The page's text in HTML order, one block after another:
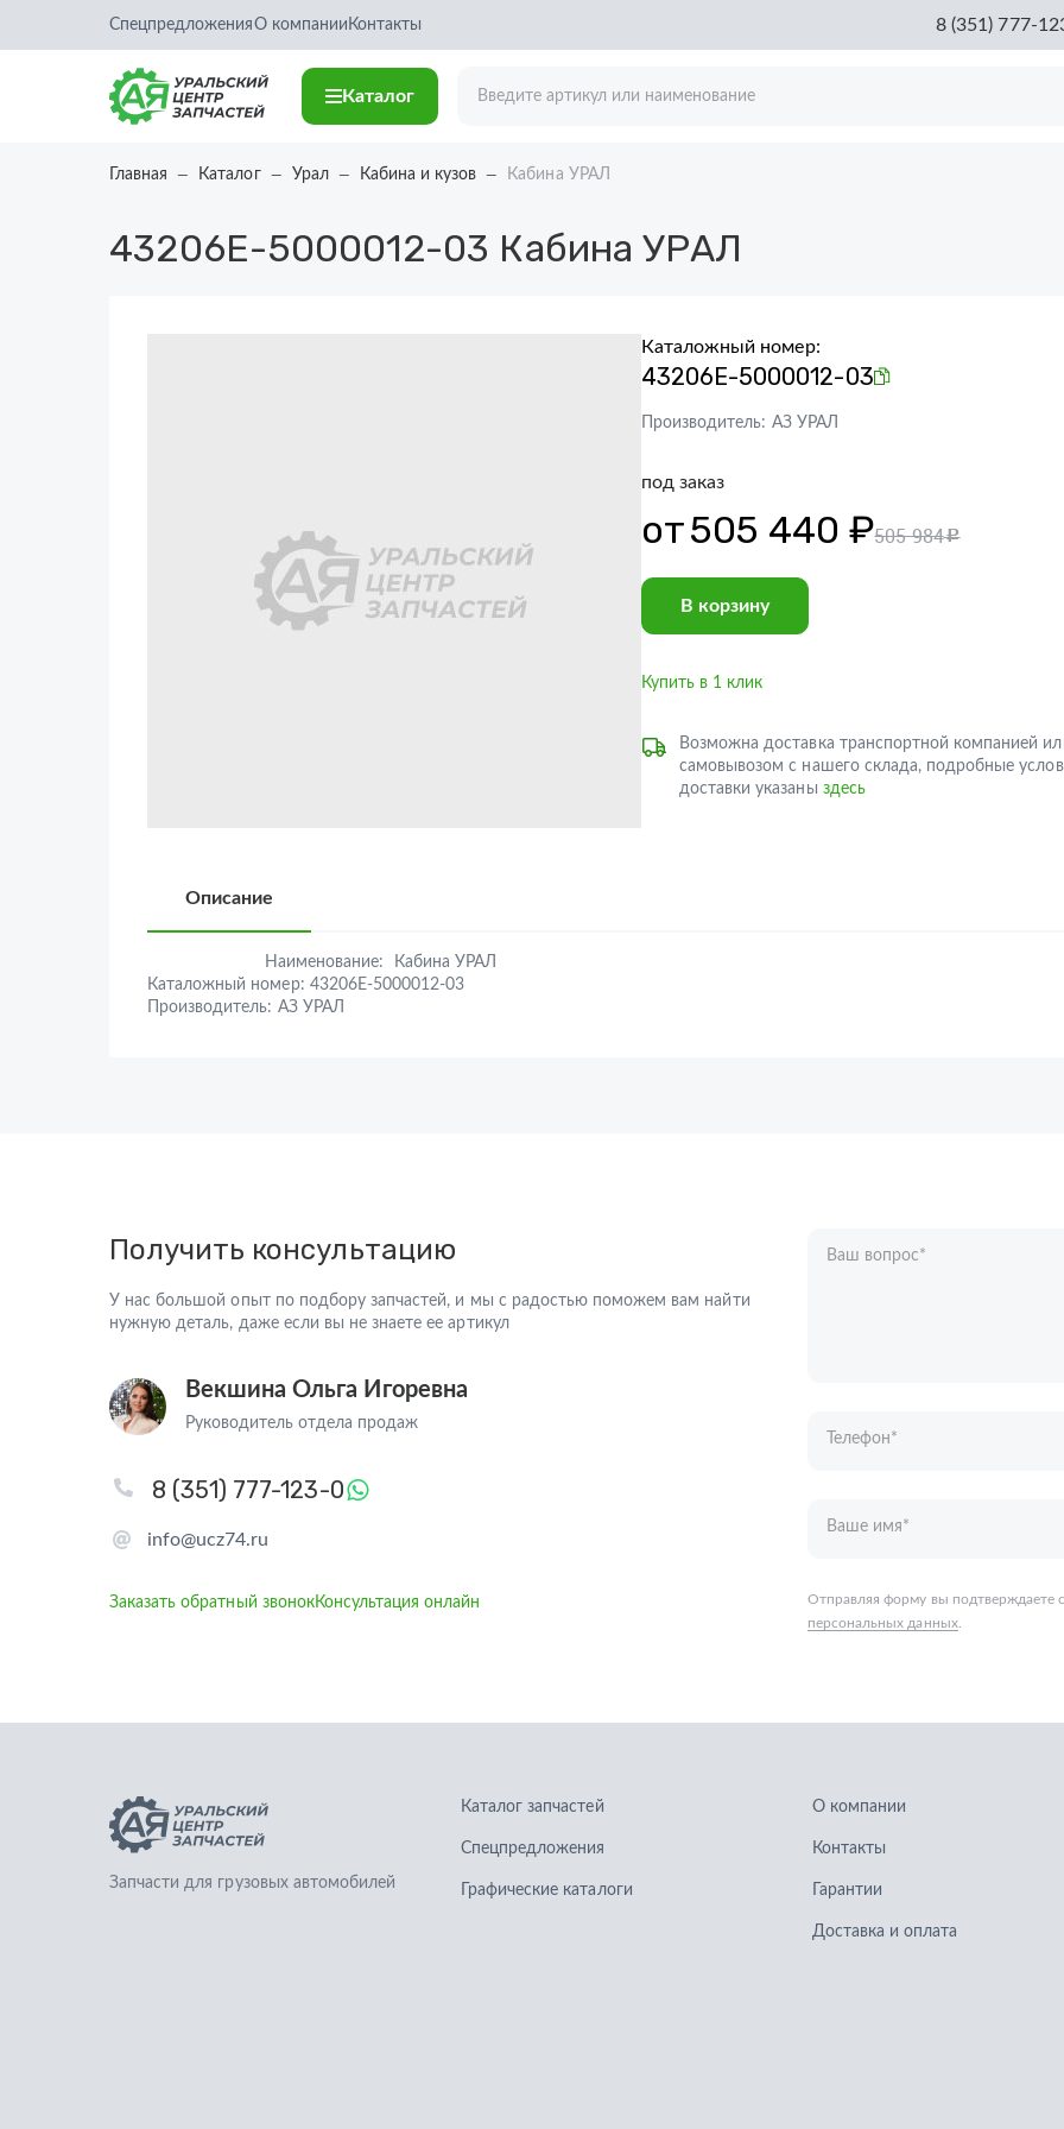
СпецпредложенияО компании Контакты 8 (351) 777-
Каталог
Главная Каталог Урал Кабина и кузов Кабина УРАЛ
43206Е-5000012-03 Кабина УРАЛ
Каталожный номер:
43206Е-5000012-03
Производитель: АЗ УРАЛ
под заказ
от505 440 ₽505 984c
В корзину
Купить в 1 клик
Возможна доставка транспортной компанией
самовывозом с нашего склада, подробные
доставки указаны здесь
Описание
Наименование:
Кабина УРАЛ
Каталожный номер: 43206Е-5000012-03
Производитель: АЗ УРАЛ
Получить консультацию
У нас большой опыт по подбору запчастей, и мы с радостью поможем вам найти
нужную деталь, даже если вы не знаете ее артикул
Векшина Ольга Игоревна
Руководитель отдела продаж
info@ucz74.ru
8 (351) 777-123-0
Заказать обратный звонокКонсультация онлайн
Ваш вопрос*
Запчасти для грузовых автомобилей
Спецпредложения
Графические каталоги
Контакты
Гарантии
Доставка и оплата